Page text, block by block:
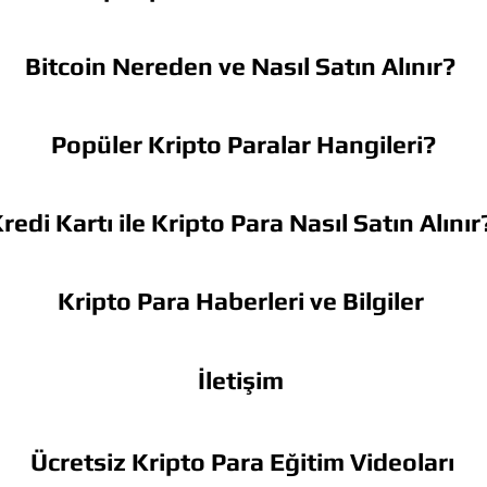
Bitcoin Nereden ve Nasıl Satın Alınır?
Popüler Kripto Paralar Hangileri?
Kartı ile Kripto Para Nasıl Satın
Kripto Para Haberleri ve Bilgiler
İletişim
Ücretsiz Kripto Para Eğitim Videoları